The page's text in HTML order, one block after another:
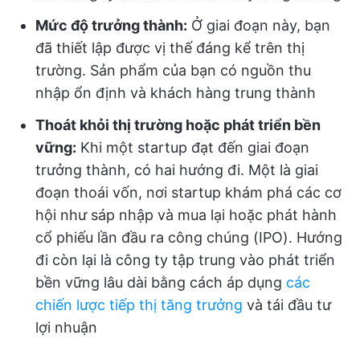
Mức độ trưởng thành: Ở giai đoạn này, bạn
đã thiết lập được vị thế đáng kể trên thị
trường. Sản phẩm của bạn có nguồn thu
nhập ổn định và khách hàng trung thành
Thoát khỏi thị trường hoặc phát triển bền
vững: Khi một startup đạt đến giai đoạn
trưởng thành, có hai hướng đi. Một là giai
đoạn thoái vốn, nơi startup khám phá các cơ
hội như sáp nhập và mua lại hoặc phát hành
cổ phiếu lần đầu ra công chúng (IPO). Hướng
đi còn lại là công ty tập trung vào phát triển
bền vững lâu dài bằng cách áp dụng các
chiến lược tiếp thị tăng trưởng và tái đầu tư
lợi nhuận